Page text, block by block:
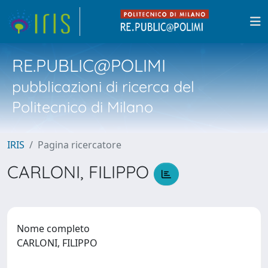
RE.PUBLIC@POLIMI
pubblicazioni di ricerca del
Politecnico di Milano
IRIS Pagina ricercatore
CARLONI, FILIPPO
Nome completo
CARLONI, FILIPPO